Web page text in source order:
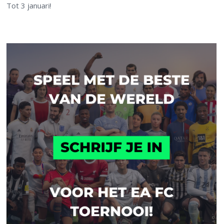
Tot 3 januari!